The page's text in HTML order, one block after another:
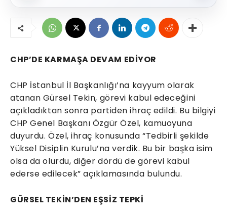
CHP’DE KARMAŞA DEVAM EDİYOR
CHP İstanbul İl Başkanlığı’na kayyum olarak
atanan Gürsel Tekin, görevi kabul edeceğini
açıkladıktan sonra partiden ihraç edildi. Bu bilgiyi
CHP Genel Başkanı Özgür Özel, kamuoyuna
duyurdu. Özel, ihraç konusunda “Tedbirli şekilde
Yüksel Disiplin Kurulu’na verdik. Bu bir başka isim
olsa da olurdu, diğer dördü de görevi kabul
ederse edilecek” açıklamasında bulundu.
GÜRSEL TEKİN’DEN EŞSİZ TEPKİ